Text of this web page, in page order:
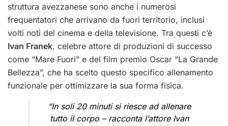
struttura avezzanese sono anche i numerosi
frequentatori che arrivano da fuori territorio, inclusi
volti noti del cinema e della televisione. Tra questi c’è
Ivan Franek, celebre attore di produzioni di successo
come “Mare Fuori” e del film premio Oscar “La Grande
Bellezza”, che ha scelto questo specifico allenamento
funzionale per ottimizzare la sua forma fisica.
“In soli 20 minuti si riesce ad allenare
tutto il corpo – racconta l’attore Ivan